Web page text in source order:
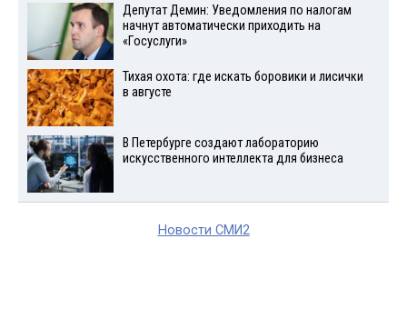
Депутат Демин: Уведомления по налогам
начнут автоматически приходить на
«Госуслуги»
Тихая охота: где искать боровики и лисички
в августе
В Петербурге создают лабораторию
искусственного интеллекта для бизнеса
Новости СМИ2